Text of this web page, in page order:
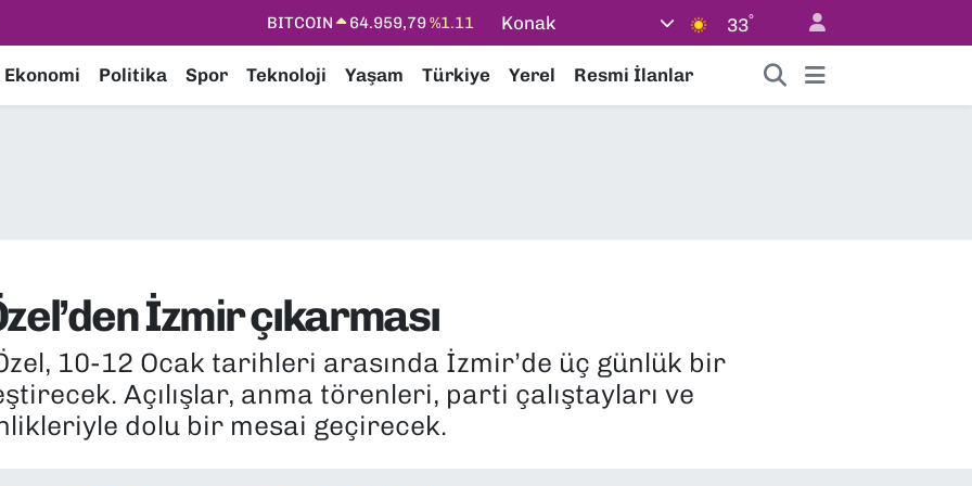
DOLAR 47,7436%0.18
STERLİN
64,4811%0.38
Konak 33°
Ekonomi Politika Spor Teknoloji Yaşam Türkiye Yerel Resmi İlanlar
İzmir çıkarması
10-12 Ocak tarihleri arasında İzmir’de üç günlük bir
Açılışlar, anma törenleri, parti çalıştayları ve
dolu bir mesai geçirecek.